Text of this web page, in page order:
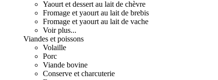
Yaourt et dessert au lait de chèvre
Fromage et yaourt au lait de brebis
Fromage et yaourt au lait de vache
Voir plus...
Viandes et poissons
Volaille
Porc
Viande bovine
Conserve et charcuterie